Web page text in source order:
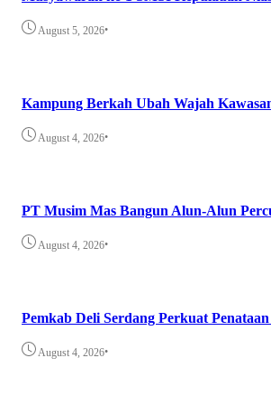
August 5, 2026•
Kampung Berkah Ubah Wajah
August 4, 2026•
PT Musim Mas Bangun Alun-Alun
August 4, 2026•
Pemkab Deli Serdang Perkuat
August 4, 2026•